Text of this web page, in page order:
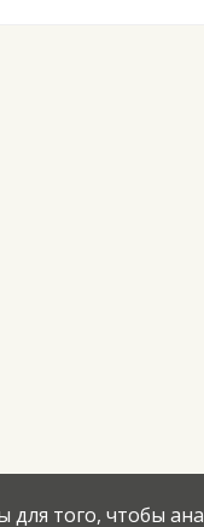
того, чтобы